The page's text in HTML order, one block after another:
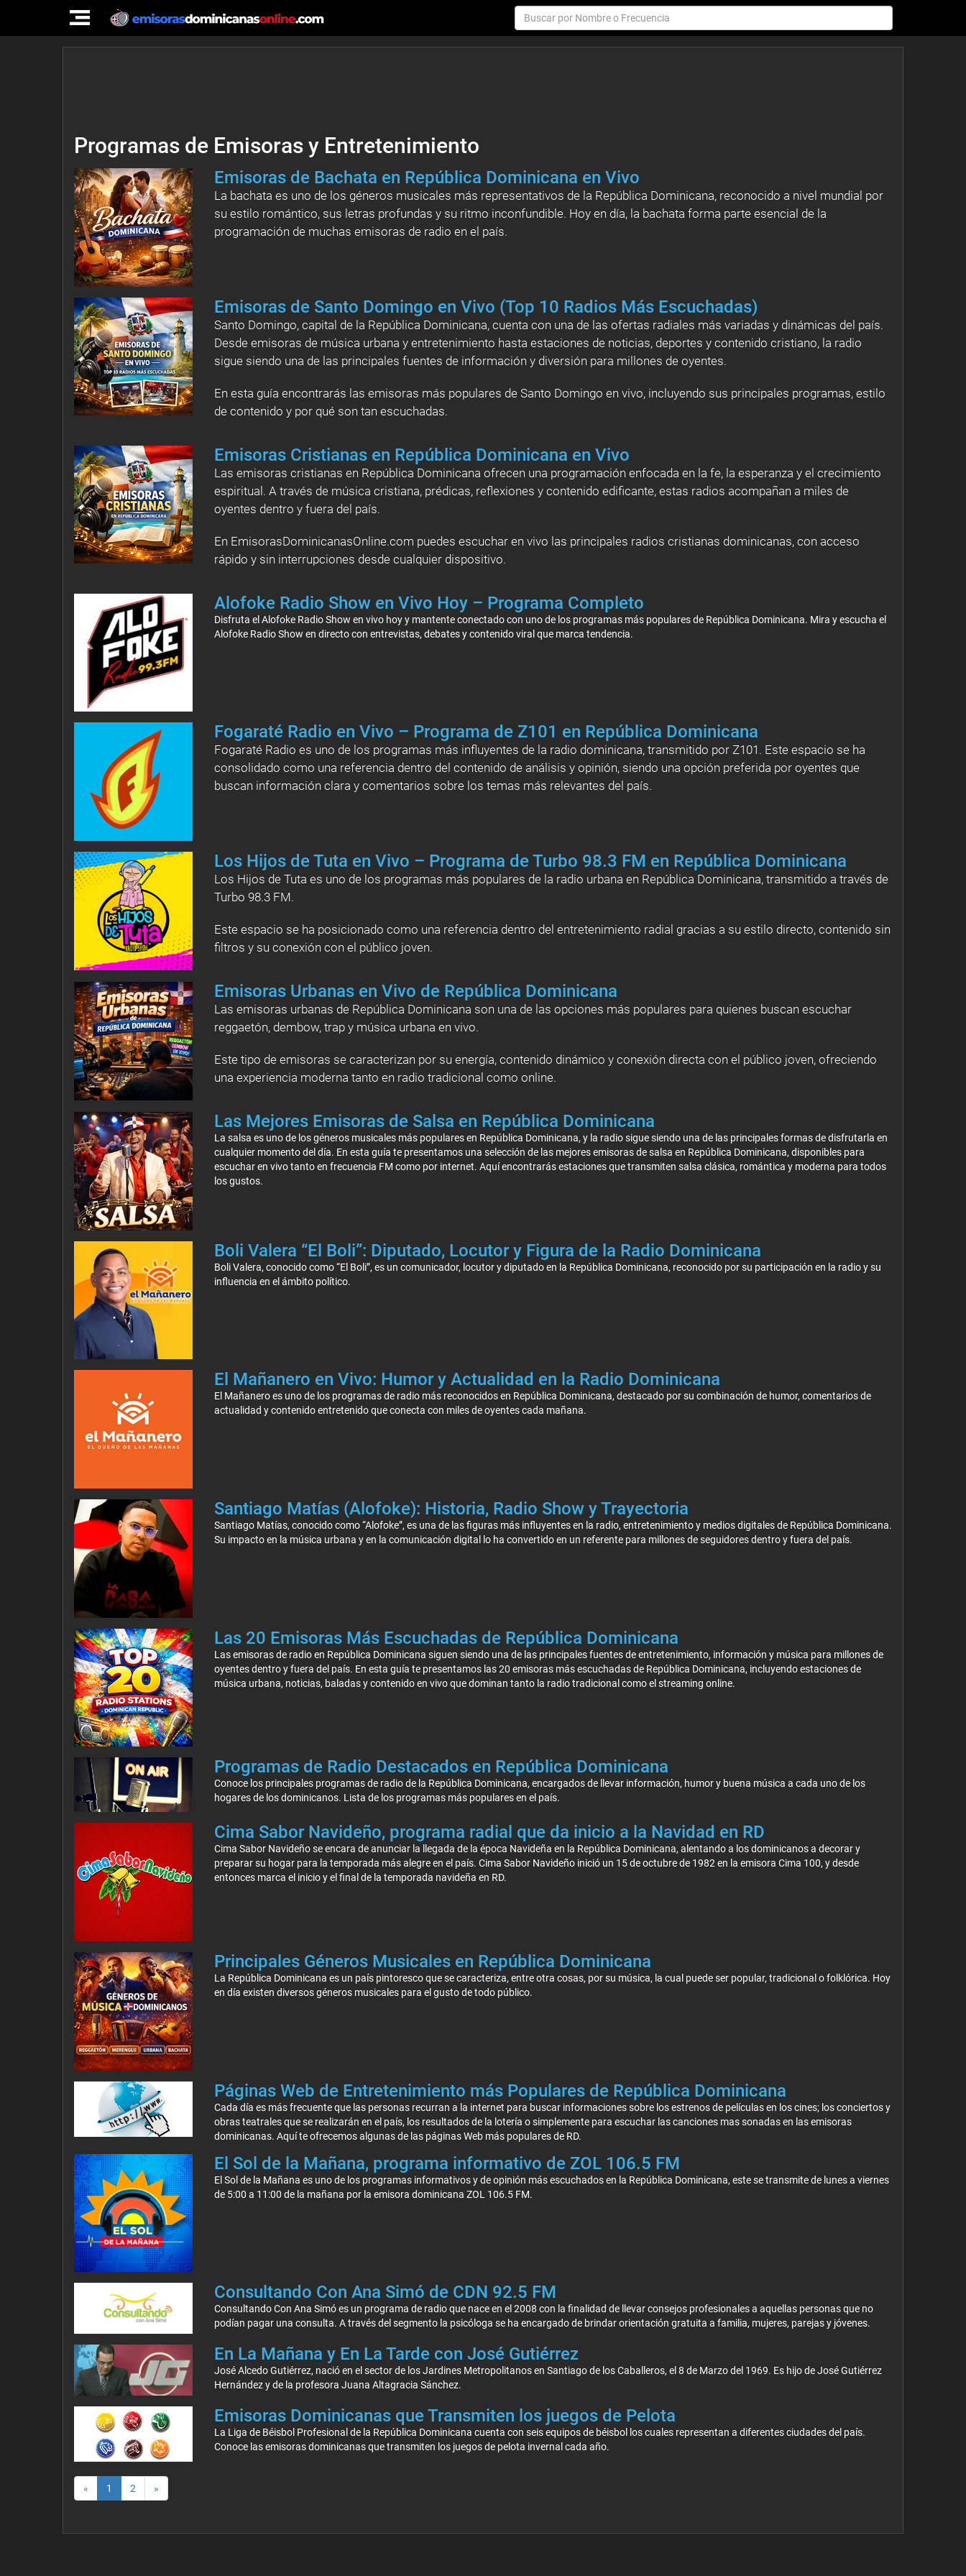
TOGGLE
NAVIGATION
Programas de Emisoras y Entretenimiento
Emisoras de Bachata en República Dominicana en Vivo
La bachata es uno de los géneros musicales más representativos de la República Dominicana, reconocido a nivel mundial por
su estilo romántico, sus letras profundas y su ritmo inconfundible. Hoy en día, la bachata forma parte esencial de la
programación de muchas emisoras de radio en el país.
Emisoras de Santo Domingo en Vivo (Top 10 Radios Más Escuchadas)
Santo Domingo, capital de la República Dominicana, cuenta con una de las ofertas radiales más variadas y dinámicas del país.
Desde emisoras de música urbana y entretenimiento hasta estaciones de noticias, deportes y contenido cristiano, la radio
sigue siendo una de las principales fuentes de información y diversión para millones de oyentes.
En esta guía encontrarás las emisoras más populares de Santo Domingo en vivo, incluyendo sus principales programas, estilo
de contenido y por qué son tan escuchadas.
Emisoras Cristianas en República Dominicana en Vivo
Las emisoras cristianas en República Dominicana ofrecen una programación enfocada en la fe, la esperanza y el crecimiento
espiritual. A través de música cristiana, prédicas, reflexiones y contenido edificante, estas radios acompañan a miles de
oyentes dentro y fuera del país.
En EmisorasDominicanasOnline.com puedes escuchar en vivo las principales radios cristianas dominicanas, con acceso
rápido y sin interrupciones desde cualquier dispositivo.
Alofoke Radio Show en Vivo Hoy – Programa Completo
Disfruta el Alofoke Radio Show en vivo hoy y mantente conectado con uno de los programas más populares de República Dominicana. Mira y escucha el
Alofoke Radio Show en directo con entrevistas, debates y contenido viral que marca tendencia.
Fogaraté Radio en Vivo – Programa de Z101 en República Dominicana
Fogaraté Radio es uno de los programas más influyentes de la radio dominicana, transmitido por Z101. Este espacio se ha
consolidado como una referencia dentro del contenido de análisis y opinión, siendo una opción preferida por oyentes que
buscan información clara y comentarios sobre los temas más relevantes del país.
Los Hijos de Tuta en Vivo – Programa de Turbo 98.3 FM en República Dominicana
Los Hijos de Tuta es uno de los programas más populares de la radio urbana en República Dominicana, transmitido a través de
Turbo 98.3 FM.
Este espacio se ha posicionado como una referencia dentro del entretenimiento radial gracias a su estilo directo, contenido sin
filtros y su conexión con el público joven.
Emisoras Urbanas en Vivo de República Dominicana
Las emisoras urbanas de República Dominicana son una de las opciones más populares para quienes buscan escuchar
reggaetón, dembow, trap y música urbana en vivo.
Este tipo de emisoras se caracterizan por su energía, contenido dinámico y conexión directa con el público joven, ofreciendo
una experiencia moderna tanto en radio tradicional como online.
Las Mejores Emisoras de Salsa en República Dominicana
La salsa es uno de los géneros musicales más populares en República Dominicana, y la radio sigue siendo una de las principales formas de disfrutarla en
cualquier momento del día. En esta guía te presentamos una selección de las mejores emisoras de salsa en República Dominicana, disponibles para
escuchar en vivo tanto en frecuencia FM como por internet. Aquí encontrarás estaciones que transmiten salsa clásica, romántica y moderna para todos
los gustos.
Boli Valera “El Boli”: Diputado, Locutor y Figura de la Radio Dominicana
Boli Valera, conocido como “El Boli”, es un comunicador, locutor y diputado en la República Dominicana, reconocido por su participación en la radio y su
influencia en el ámbito político.
El Mañanero en Vivo: Humor y Actualidad en la Radio Dominicana
El Mañanero es uno de los programas de radio más reconocidos en República Dominicana, destacado por su combinación de humor, comentarios de
actualidad y contenido entretenido que conecta con miles de oyentes cada mañana.
Santiago Matías (Alofoke): Historia, Radio Show y Trayectoria
Santiago Matías, conocido como “Alofoke”, es una de las figuras más influyentes en la radio, entretenimiento y medios digitales de República Dominicana.
Su impacto en la música urbana y en la comunicación digital lo ha convertido en un referente para millones de seguidores dentro y fuera del país.
Las 20 Emisoras Más Escuchadas de República Dominicana
Las emisoras de radio en República Dominicana siguen siendo una de las principales fuentes de entretenimiento, información y música para millones de
oyentes dentro y fuera del país. En esta guía te presentamos las 20 emisoras más escuchadas de República Dominicana, incluyendo estaciones de
música urbana, noticias, baladas y contenido en vivo que dominan tanto la radio tradicional como el streaming online.
Programas de Radio Destacados en República Dominicana
Conoce los principales programas de radio de la República Dominicana, encargados de llevar información, humor y buena música a cada uno de los
hogares de los dominicanos. Lista de los programas más populares en el país.
Cima Sabor Navideño, programa radial que da inicio a la Navidad en RD
Cima Sabor Navideño se encara de anunciar la llegada de la época Navideña en la República Dominicana, alentando a los dominicanos a decorar y
preparar su hogar para la temporada más alegre en el país. Cima Sabor Navideño inició un 15 de octubre de 1982 en la emisora Cima 100, y desde
entonces marca el inicio y el final de la temporada navideña en RD.
Principales Géneros Musicales en República Dominicana
La República Dominicana es un país pintoresco que se caracteriza, entre otra cosas, por su música, la cual puede ser popular, tradicional o folklórica. Hoy
en día existen diversos géneros musicales para el gusto de todo público.
Páginas Web de Entretenimiento más Populares de República Dominicana
Cada día es más frecuente que las personas recurran a la internet para buscar informaciones sobre los estrenos de películas en los cines; los conciertos y
obras teatrales que se realizarán en el país, los resultados de la lotería o simplemente para escuchar las canciones mas sonadas en las emisoras
dominicanas. Aquí te ofrecemos algunas de las páginas Web más populares de RD.
El Sol de la Mañana, programa informativo de ZOL 106.5 FM
El Sol de la Mañana es uno de los programas informativos y de opinión más escuchados en la República Dominicana, este se transmite de lunes a viernes
de 5:00 a 11:00 de la mañana por la emisora dominicana ZOL 106.5 FM.
Consultando Con Ana Simó de CDN 92.5 FM
Consultando Con Ana Simó es un programa de radio que nace en el 2008 con la finalidad de llevar consejos profesionales a aquellas personas que no
podían pagar una consulta. A través del segmento la psicóloga se ha encargado de brindar orientación gratuita a familia, mujeres, parejas y jóvenes.
En La Mañana y En La Tarde con José Gutiérrez
José Alcedo Gutiérrez, nació en el sector de los Jardines Metropolitanos en Santiago de los Caballeros, el 8 de Marzo del 1969. Es hijo de José Gutiérrez
Hernández y de la profesora Juana Altagracia Sánchez.
Emisoras Dominicanas que Transmiten los juegos de Pelota
La Liga de Béisbol Profesional de la República Dominicana cuenta con seis equipos de béisbol los cuales representan a diferentes ciudades del país.
Conoce las emisoras dominicanas que transmiten los juegos de pelota invernal cada año.
« 1 2 »